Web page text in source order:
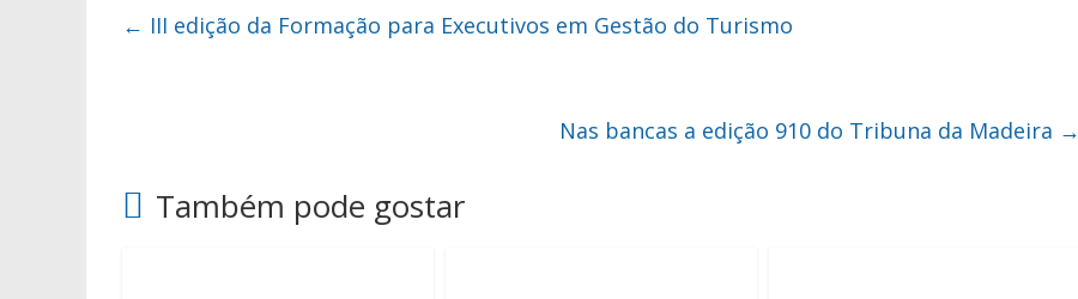
← III edição da Formação para Executivos em Gestão do Turismo
Nas bancas a edição 910 do Tribuna da Madeira →
Também pode gostar